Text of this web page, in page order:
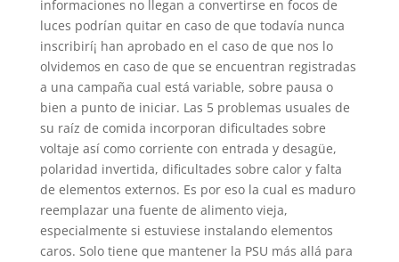
informaciones no llegan a convertirse en focos de
luces podrían quitar en caso de que todavía nunca
inscribirí¡ han aprobado en el caso de que nos lo
olvidemos en caso de que se encuentran registradas
a una campaña cual está variable, sobre pausa o
bien a punto de iniciar. Las 5 problemas usuales de
su raíz de comida incorporan dificultades sobre
voltaje así­ como corriente con entrada y desagüe,
polaridad invertida, dificultades sobre calor y falta
de elementos externos. Es por eso la cual es maduro
reemplazar una fuente de alimento vieja,
especialmente si estuviese instalando elementos
caros. Solo tiene que mantener la PSU más allá para